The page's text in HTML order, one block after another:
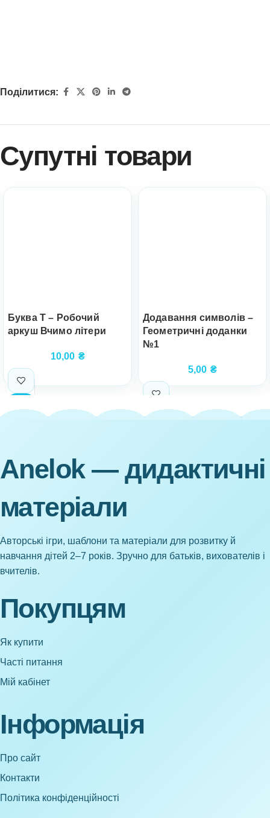
Поділитися:
Супутні товари
Буква Т – Робочий
аркуш Вчимо літери
10,00 ₴
Додавання символів –
Геометричні доданки
№1
5,00 ₴
Anelok — дидактичні
матеріали
Авторські ігри, шаблони та матеріали для розвитку й
навчання дітей 2–7 років. Зручно для батьків, вихователів і
вчителів.
Покупцям
Як купити
Часті питання
Мій кабінет
Інформація
Про сайт
Контакти
Політика конфіденційності